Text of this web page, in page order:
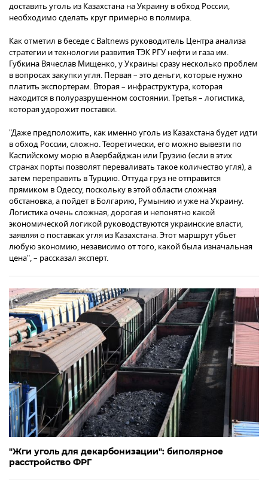
доставить уголь из Казахстана на Украину в обход России,
необходимо сделать круг примерно в полмира.
Как отметил в беседе с Baltnews руководитель Центра анализа
стратегии и технологии развития ТЭК РГУ нефти и газа им.
Губкина Вячеслав Мищенко, у Украины сразу несколько проблем
в вопросах закупки угля. Первая – это деньги, которые нужно
платить экспортерам. Вторая – инфраструктура, которая
находится в полуразрушенном состоянии. Третья – логистика,
которая удорожит поставки.
"Даже предположить, как именно уголь из Казахстана будет идти
в обход России, сложно. Теоретически, его можно вывезти по
Каспийскому морю в Азербайджан или Грузию (если в этих
странах порты позволят переваливать такое количество угля), а
затем переправить в Турцию. Оттуда груз не отправится
прямиком в Одессу, поскольку в этой области сложная
обстановка, а пойдет в Болгарию, Румынию и уже на Украину.
Логистика очень сложная, дорогая и непонятно какой
экономической логикой руководствуются украинские власти,
заявляя о поставках угля из Казахстана. Этот маршрут убьет
любую экономию, независимо от того, какой была изначальная
цена", – рассказал эксперт.
"Жги уголь для декарбонизации": биполярное
расстройство ФРГ